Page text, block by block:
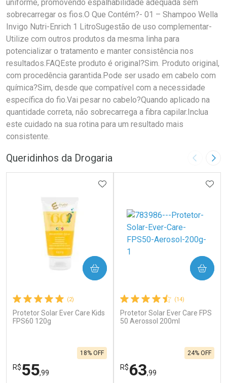
uniforme, promovendo espalhabilidade adequada sem
sobrecarregar os fios.O Que Contém?- 01 – Shampoo Wella
Invigo Nutri-Enrich 1 LitroSugestão de uso complementar-
Utilize com outros produtos da mesma linha para
potencializar o tratamento e manter consistência nos
resultados.FAQEste produto é original?Sim. Produto original,
com procedência garantida.Pode ser usado em cabelo com
química?Sim, desde que compatível com a necessidade
específica do fio.Vai pesar no cabelo?Quando aplicado na
quantidade correta, não sobrecarrega a fibra capilar.Inclua
este cuidado na sua rotina para um resultado mais
consistente.
Queridinhos da Drogaria Imagem
(2)
Protetor Solar Ever Care Kids
FPS60 120g
R$55,99
18% OFF
ADICIONAR AOS FAVORITOS
COMPRAR
(14)
Protetor Solar Ever Care FPS
50 Aerossol 200ml
R$63,99
24% OFF
COMPRAR